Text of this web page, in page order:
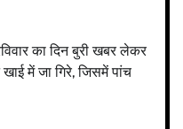
का दिन बुरी खबर लेकर
में जा गिरे, जिसमें पांच